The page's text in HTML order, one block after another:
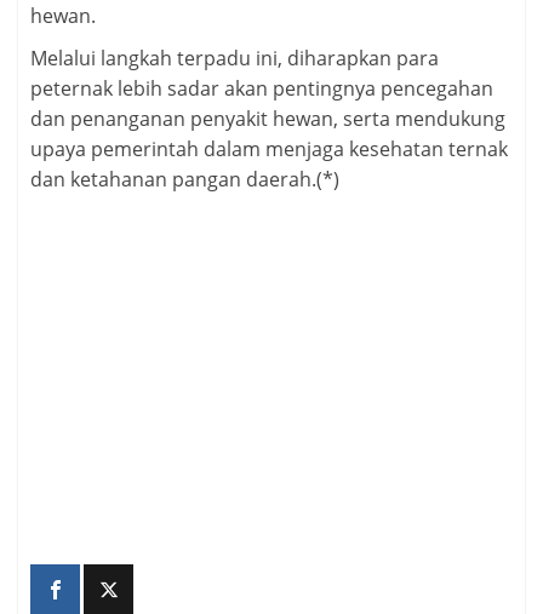
hewan.
Melalui langkah terpadu ini, diharapkan para
peternak lebih sadar akan pentingnya pencegahan
dan penanganan penyakit hewan, serta mendukung
upaya pemerintah dalam menjaga kesehatan ternak
dan ketahanan pangan daerah.(*)